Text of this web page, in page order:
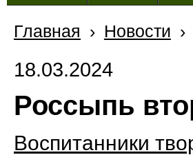
Главная › Новости ›
18.03.2024
Россыпь
Воспитанники